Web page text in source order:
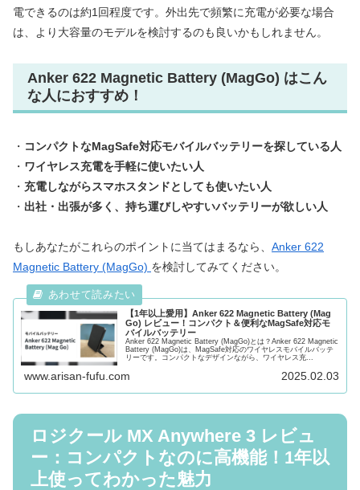
電できるのは約1回程度です。外出先で頻繁に充電が必要な場合
は、より大容量のモデルを検討するのも良いかもしれません。
Anker 622 Magnetic Battery (MagGo) はこん
な人におすすめ！
・ コンパクトなMagSafe対応モバイルバッテリーを探している人
・ ワイヤレス充電を手軽に使いたい人
・ 充電しながらスマホスタンドとしても使いたい人
・ 出社・出張が多く、持ち運びしやすいバッテリーが欲しい人
もしあなたがこれらのポイントに当てはまるなら、 Anker 622
Magnetic Battery (MagGo) を検討してみてください。
【1年以上愛用】Anker 622 Magnetic Battery (Mag
Go) レビュー！コンパクト＆便利なMagSafe対応モ
バイルバッテリー
Anker 622 Magnetic Battery (MagGo)とは？Anker 622 Magnetic
Battery (MagGo)は、MagSafe対応のワイヤレスモバイルバッテ
リーです。コンパクトなデザインながら、ワイヤレス充...
www.arisan-fufu.com 2025.02.03
ロジクール MX Anywhere 3 レビュ
ー：コンパクトなのに高機能！1年以
上使ってわかった魅力